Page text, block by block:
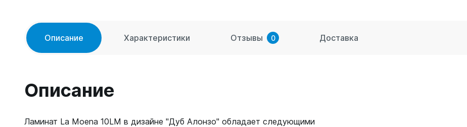
Описание Характеристики Отзывы 0 Доставка
Описание
Ламинат La Moena 10LM в дизайне "Дуб Алонзо" обладает следующими